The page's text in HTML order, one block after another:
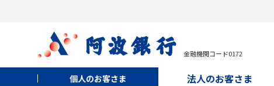
金融機関コード0172
個人のお客さま 法人のお客さま